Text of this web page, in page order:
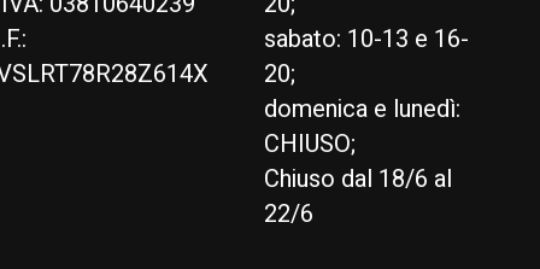
sabato: 10-13 e 16-
20;
domenica e lunedì:
CHIUSO;
Chiuso dal 18/6 al
22/6